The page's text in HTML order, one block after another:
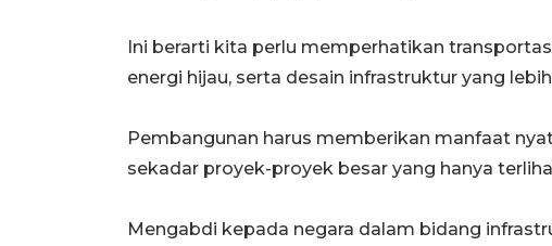
Ini berarti kita perlu memperhatikan
energi hijau, serta desain infrastruktur yang
Pembangunan harus memberikan manfaat
sekadar proyek-proyek besar yang hanya
Mengabdi kepada negara dalam bidang